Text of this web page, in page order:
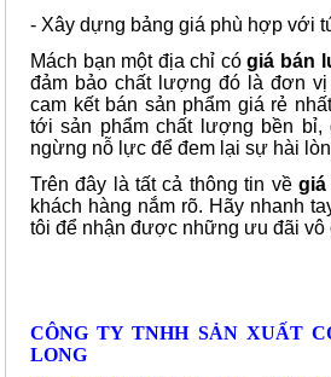
- Xây dựng bảng giá phù hợp với
Mách bạn một địa chỉ cógiá bán
đảm bảo chất lượng đó là đơn
cam kết bán sản phẩm giá rẻ
tới sản phẩm chất lượng bền
ngừng nỗ lực để đem lại sự hài
Trên đây là tất cả thông tin về
khách hàng nắm rõ. Hãy nhanh
tôi để nhận được những ưu đãi vô
CÔNG TY TNHH SẢN XUẤT
LONG